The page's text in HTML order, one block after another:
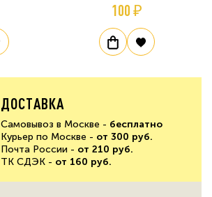
100 ₽
ДОСТАВКА
Самовывоз в Москве - бесплатно
Курьер по Москве - от 300 руб.
Почта России - от 210 руб.
ТК СДЭК - от 160 руб.